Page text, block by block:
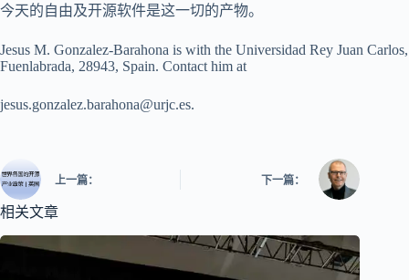
今天的自由及开源软件是这一切的产物。
Jesus M. Gonzalez-Barahona is with the Universidad Rey Juan Carlos,
Fuenlabrada, 28943, Spain. Contact him at
jesus.gonzalez.barahona@urjc.es.
上一篇： 下一篇：
相关文章